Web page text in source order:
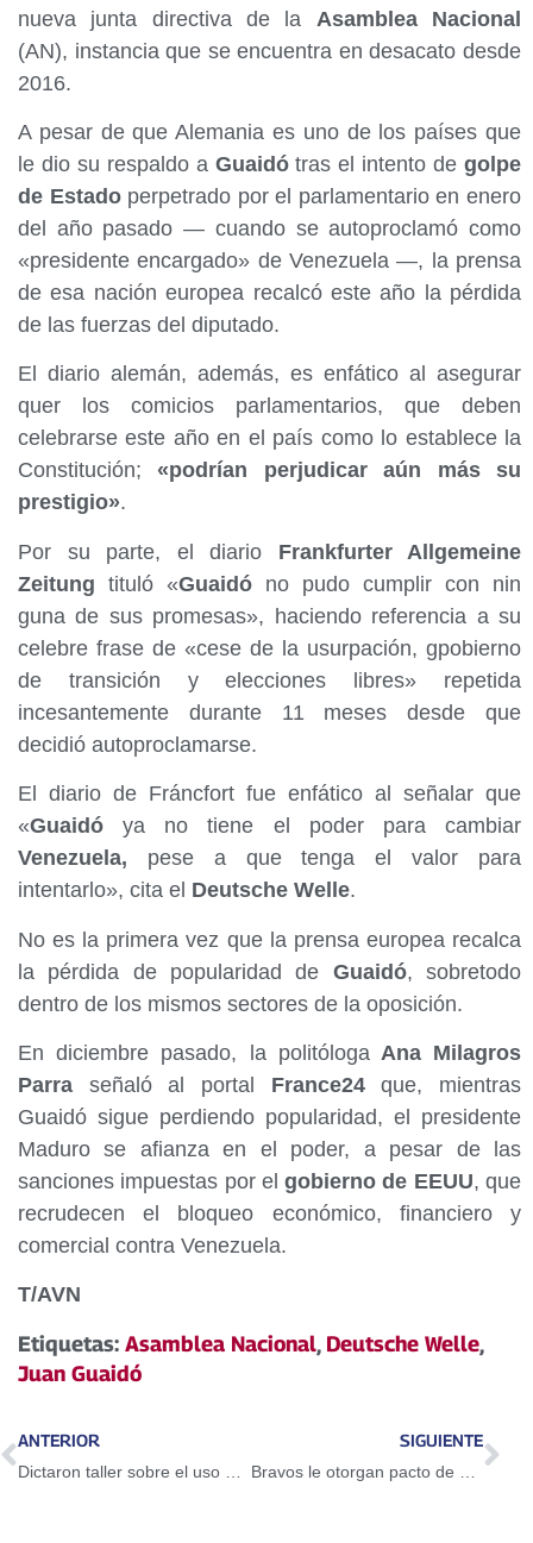
nueva junta directiva de la Asamblea Nacional
(AN), instancia que se encuentra en desacato desde
2016.
A pesar de que Alemania es uno de los países que
le dio su respaldo a Guaidótras el intento de golpe
de Estadoperpetrado por el parlamentario en enero
del año pasado — cuando se autoproclamó como
«presidente encargado» de Venezuela —, la prensa
de esa nación europea recalcó este año la pérdida
de las fuerzas del diputado.
El diario alemán, además, es enfático al asegurar
quer los comicios parlamentarios, que deben
celebrarse este año en el país como lo establece la
Constitución; «podrían perjudicar aún más su
prestigio».
Por su parte, el diario Frankfurter Allgemeine
Zeitung tituló «Guaidó no pudo cumplir con nin
guna de sus promesas», haciendo referencia a su
celebre frase de «cese de la usurpación, gpobierno
de transición y elecciones libres» repetida
incesantemente durante 11 meses desde que
decidió autoproclamarse.
El diario de Fráncfort fue enfático al señalar que
«Guaidó ya no tiene el poder para cambiar
Venezuela, pese a que tenga el valor para
intentarlo», cita el Deutsche Welle.
No es la primera vez que la prensa europea recalca
la pérdida de popularidad de Guaidó, sobretodo
dentro de los mismos sectores de la oposición.
En diciembre pasado, la politólogaAna Milagros
Parra señaló al portal France24que, mientras
Guaidó sigue perdiendo popularidad, el presidente
Maduro se afianza en el poder, a pesar de las
sanciones impuestas por elgobierno de EEUU, que
recrudecen el bloqueo económico, financiero y
comercial contra Venezuela.
T/AVN
Etiquetas: Asamblea Nacional, Deutsche Welle,
Juan Guaidó
ANTERIOR SIGUIENTE